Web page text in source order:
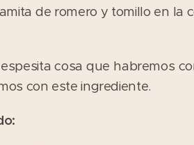
de romero y tomillo en la
cosa que habremos
con este ingrediente.